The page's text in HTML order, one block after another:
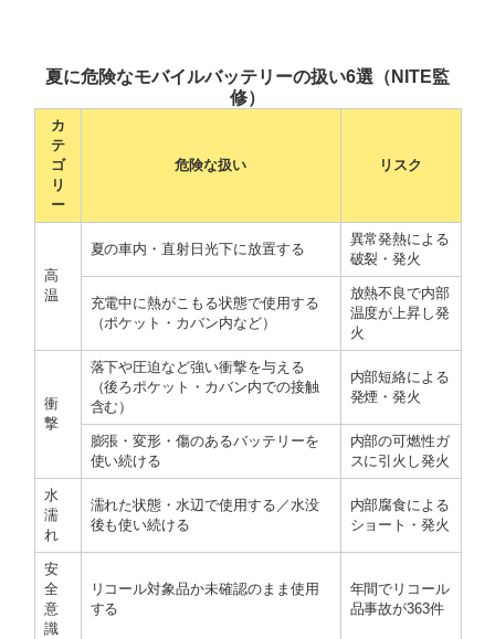
夏に危険なモバイルバッテリーの扱い6選（NITE監
修）
カ
テ
ゴ
リ
ー
危険な扱い リスク
高
温
夏の車内・直射日光下に放置する
異常発熱による
破裂・発火
充電中に熱がこもる状態で使用する
（ポケット・カバン内など）
放熱不良で内部
温度が上昇し発
火
衝
撃
落下や圧迫など強い衝撃を与える
（後ろポケット・カバン内での接触
含む）
内部短絡による
発煙・発火
膨張・変形・傷のあるバッテリーを
使い続ける
内部の可燃性ガ
スに引火し発火
水
濡
れ
濡れた状態・水辺で使用する／水没
後も使い続ける
内部腐食による
ショート・発火
安
全
意
識
リコール対象品か未確認のまま使用
する
年間でリコール
品事故が363件